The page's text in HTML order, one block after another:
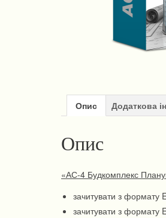
Опис Додаткова
Опис
«АС-4 Будкомплекс
зачитувати з формату
зачитувати з формату